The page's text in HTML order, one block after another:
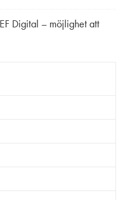
Digital – möjlighet att